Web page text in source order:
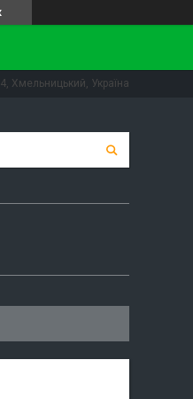
Хмельницький, Україна